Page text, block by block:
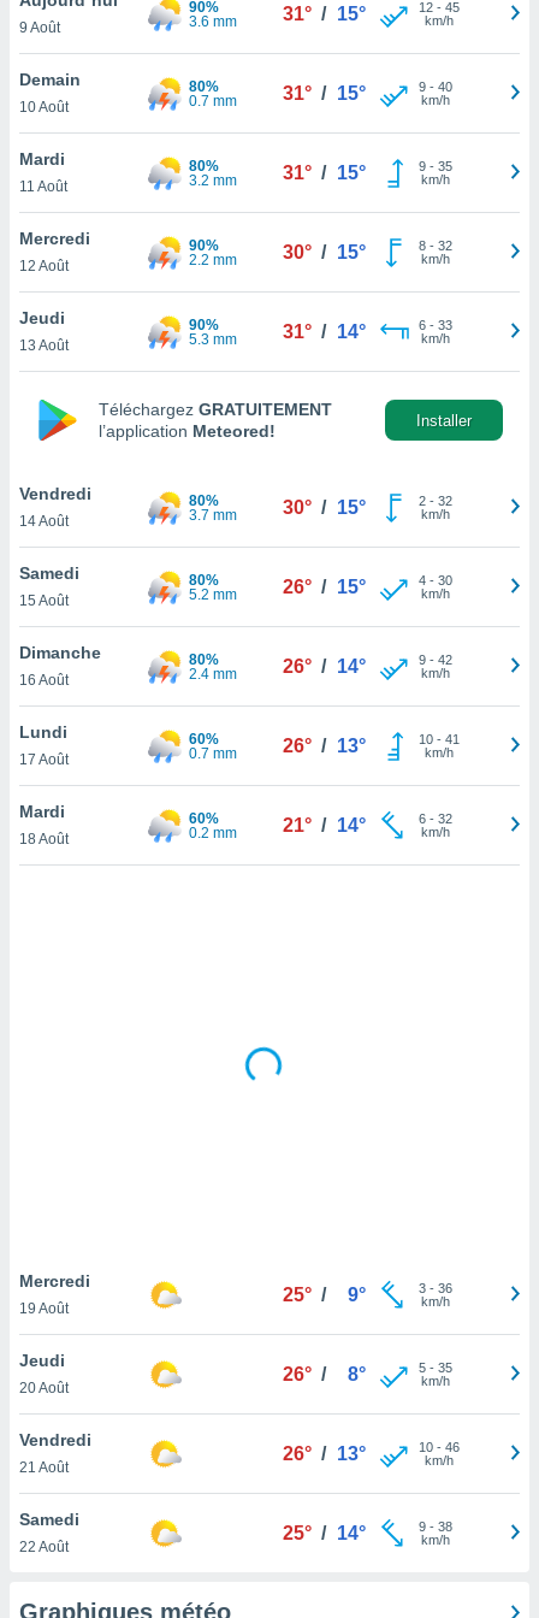
et
»,
au
vous
qu'ils
ou
le
ainsi
un
la
du
votre
à
en
le
notre
que
et que
9 Août
90%
3.6 mm
31° / 15° 12- 45
km/h
Demain
10 Août
80%
0.7 mm
31° / 15° 9- 40
km/h
Mardi
11 Août
80%
3.2 mm
31° / 15° 9- 35
km/h
Mercredi
12 Août
90%
2.2 mm
30° / 15° 8- 32
km/h
Jeudi
13 Août
90%
5.3 mm
31° / 14° 6- 33
km/h
Téléchargez GRATUITEMENT
l’application Meteored!
Installer
Vendredi
14 Août
80%
3.7 mm
30° / 15° 2- 32
km/h
Samedi
15 Août
80%
5.2 mm
26° / 15° 4- 30
km/h
Dimanche
16 Août
80%
2.4 mm
26° / 14° 9- 42
km/h
Lundi
17 Août
60%
0.7 mm
26° / 13° 10- 41
km/h
Mardi
18 Août
60%
0.2 mm
21° / 14° 6- 32
km/h
Mercredi
19 Août
25° / 9° 3- 36
km/h
Jeudi
20 Août
26° / 8° 5- 35
km/h
Vendredi
21 Août
26° / 13° 10- 46
km/h
Samedi
22 Août
25° / 14° 9- 38
km/h
Graphiques météo